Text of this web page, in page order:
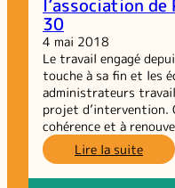
et
de
l’association
30
4 mai 2018
Le travail engagé
touche à sa fin et les
administrateurs
projet d’intervention.
cohérence et à
Lire la suite:
Le